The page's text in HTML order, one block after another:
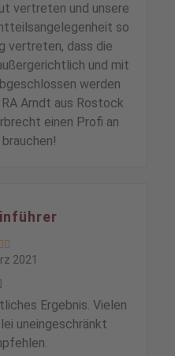
vertreten und unsere
so
vertreten, dass die
und mit
werden
Arndt aus Rostock
einen Profi an
 
2021
Ergebnis. Vielen
uneingeschränkt